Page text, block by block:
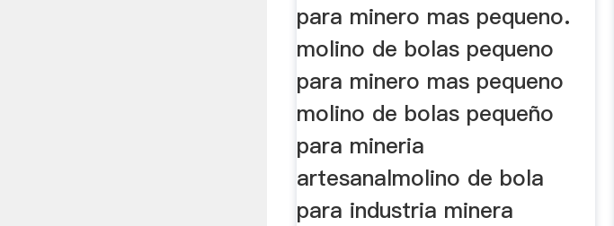
para minero mas pequeno.
molino de bolas pequeno
para minero mas pequeno
molino de bolas pequeño
para mineria
artesanalmolino de bola
para industria minera